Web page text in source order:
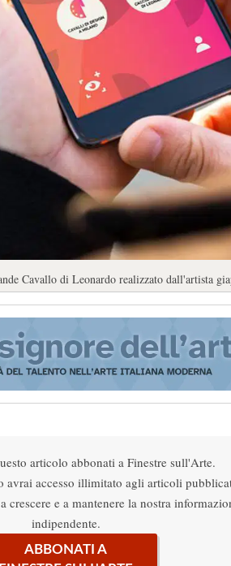
Cavallo di Leonardo realizzato dall'artista
articolo abbonati a Finestre sull'Arte.
avrai accesso illimitato agli articoli
crescere e a mantenere la nostra
indipendente.
ABBONATI A